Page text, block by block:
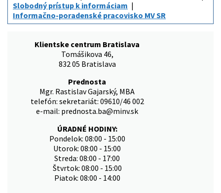
Slobodný prístup k informáciam
Informačno-poradenské pracovisko MV SR
Klientske centrum Bratislava
Tomášikova 46,
832 05 Bratislava
Prednosta
Mgr. Rastislav Gajarský, MBA
telefón: sekretariát: 09610/46 002
e-mail: prednosta.ba@minv.sk
ÚRADNÉ HODINY:
Pondelok: 08:00 - 15:00
Utorok: 08:00 - 15:00
Streda: 08:00 - 17:00
Štvrtok: 08:00 - 15:00
Piatok: 08:00 - 14:00